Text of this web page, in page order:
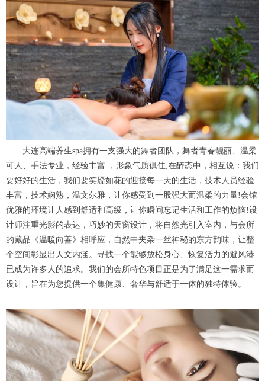
大连高端养生spa拥有一支强大的舞者团队，舞者青春靓丽、温柔
可人、手法专业，经验丰富 ，形象气质俱佳,在醉态中，相互说：我们
要好好的生活，我们要笑靥如花的迎接每一天的生活，技术人员经验
丰富，技术娴熟，温文尔雅，让你感受到一股强大而温柔的力量!会馆
优雅的环境让人感到舒适和高级，让你瞬间忘记生活和工作的烦恼!设
计师注重光影的表达，巧妙的天窗设计，将自然光引入室内，与会所
的藏品《温暖向善》相呼应，自然中夹杂一丝神秘的东方韵味，让整
个空间彰显出人文内涵。寻找一个能够放松身心、恢复活力的避风港
已成为许多人的追求。我们的会所特色项目正是为了满足这一需求而
设计，旨在为您提供一个集健康、奢华与舒适于一体的独特体验。